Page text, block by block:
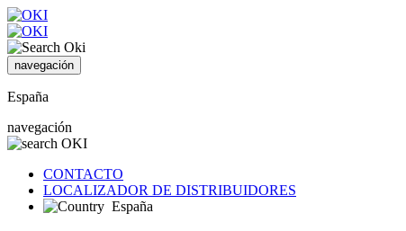
navegación
España
navegación
CONTACTO
LOCALIZADOR DE DISTRIBUIDORES
España